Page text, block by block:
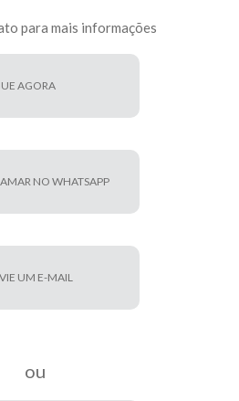
para mais informações
AGORA
NO WHATSAPP
UM E-MAIL
ou